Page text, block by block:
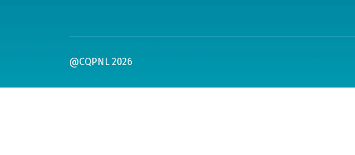
@CQPNL 2026